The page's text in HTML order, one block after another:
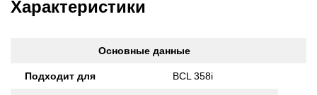
Характеристики
Основные данные
Подходит для BCL 358i